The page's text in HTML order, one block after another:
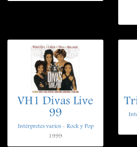
VH1 Divas Live
99
Intérpretes varios - Rock y Pop
1999